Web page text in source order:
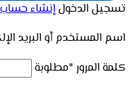
تسجيل الدخولإنشاء حساب
اسم المستخدم أو البريد
كلمة المرور *مطلوبة